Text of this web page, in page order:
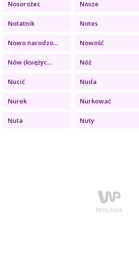
Nosorożec Nosze
Notatnik Notes
Nowo narodzo... Nowość
Nów (księżyc... Nóż
Nucić Nuda
Nurek Nurkować
Nuta Nuty